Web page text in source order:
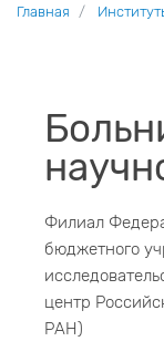
Главная
Филиал
бюджетного
центр
РАН)